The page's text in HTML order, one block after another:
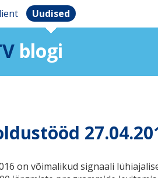
Uudised
blogi
on võimalikud signaali